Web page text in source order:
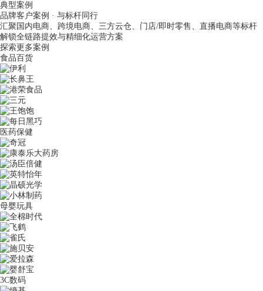
典型案例
品牌客户案例 · 与标杆同行
汇聚国内电商、跨境电商、三方云仓、门店/即时零售、直播电商等标杆
解锁全链路提效与精细化运营方案
探索更多案例
食品百货
医药保健
母婴玩具
3C数码